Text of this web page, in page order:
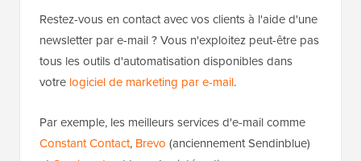
Restez-vous en contact avec vos clients à l'aide d'une
newsletter par e-mail ? Vous n'exploitez peut-être pas
tous les outils d'automatisation disponibles dans
votre logiciel de marketing par e-mail.
Par exemple, les meilleurs services d'e-mail comme
Constant Contact, Brevo (anciennement Sendinblue)